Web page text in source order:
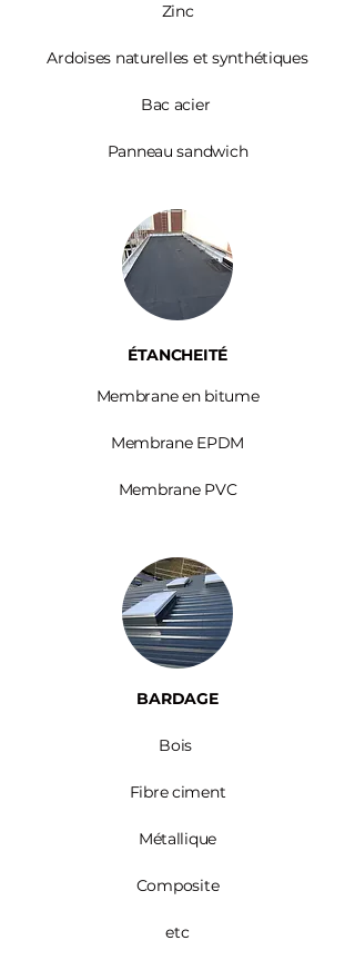
Zinc​
Ardoises naturelles et synthétiques
Bac acier
Panneau sandwich
ÉTANCHEITÉ
Membrane en bitume
Membrane EPDM
Membrane PVC
BARDAGE​
Bois ​
Fibre ciment
Métallique
Composite
etc